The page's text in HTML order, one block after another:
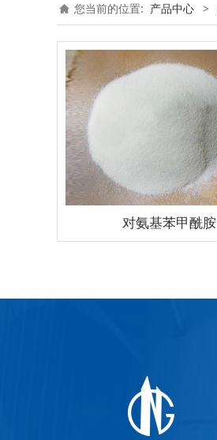
您当前的位置: 产品中心 >
对氨基苯甲酰胺